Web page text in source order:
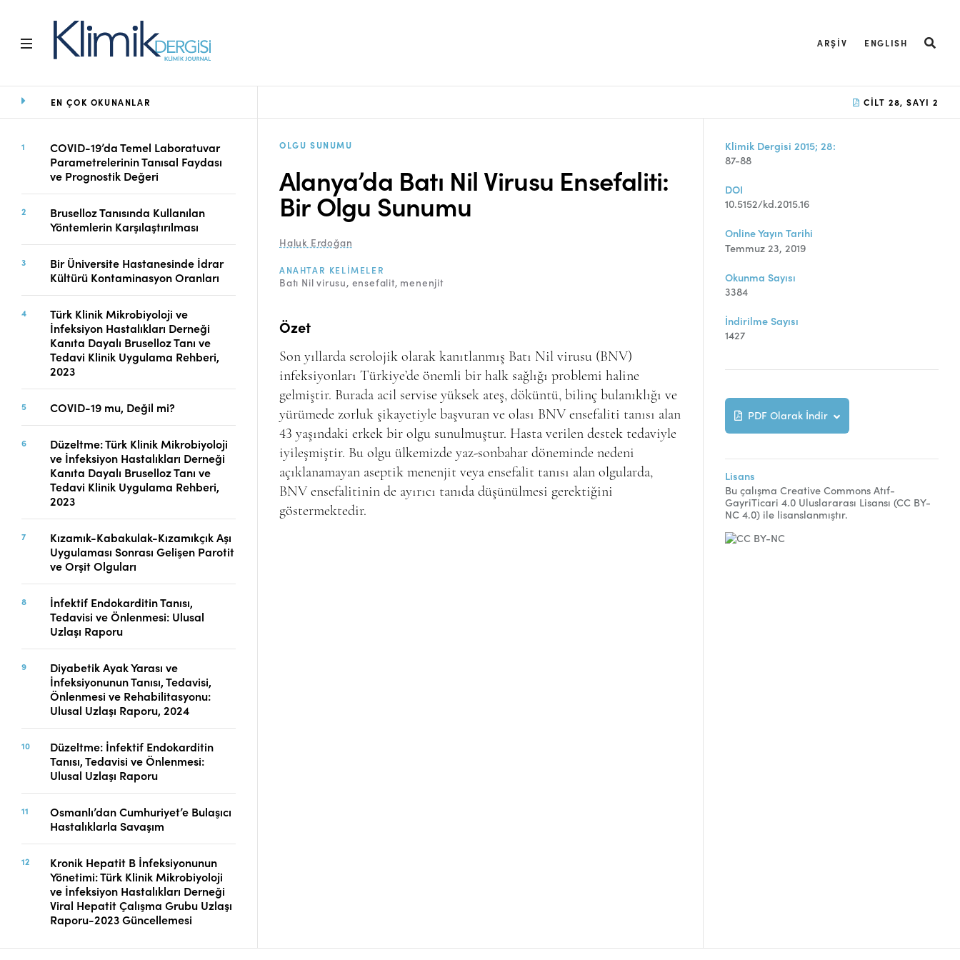
ARŞIV ENGLISH
Ana Sayfa
Amaç ve Kapsam
Açık Erişim İlkesi
Yayın Kurulu
Editoryal Süreç
Danışmanlık Süreci
Yazarlara Bilgi
Online Makale
Gönderimi
Dizinler
Telif Hakları
İletişim
FACEBOOK TWITTER
EN ÇOK OKUNANLAR
COVID-19’da Temel Laboratuvar
Parametrelerinin Tanısal Faydası
ve Prognostik Değeri
Bruselloz Tanısında Kullanılan
Yöntemlerin Karşılaştırılması
Bir Üniversite Hastanesinde İdrar
Kültürü Kontaminasyon Oranları
Türk Klinik Mikrobiyoloji ve
İnfeksiyon Hastalıkları Derneği
Kanıta Dayalı Bruselloz Tanı ve
Tedavi Klinik Uygulama Rehberi,
2023
COVID-19 mu, Değil mi?
Düzeltme: Türk Klinik Mikrobiyoloji
ve İnfeksiyon Hastalıkları Derneği
Kanıta Dayalı Bruselloz Tanı ve
Tedavi Klinik Uygulama Rehberi,
2023
Kızamık-Kabakulak-Kızamıkçık Aşı
Uygulaması Sonrası Gelişen Parotit
ve Orşit Olguları
İnfektif Endokarditin Tanısı,
Tedavisi ve Önlenmesi: Ulusal
Uzlaşı Raporu
Diyabetik Ayak Yarası ve
İnfeksiyonunun Tanısı, Tedavisi,
Önlenmesi ve Rehabilitasyonu:
Ulusal Uzlaşı Raporu, 2024
Düzeltme: İnfektif Endokarditin
Tanısı, Tedavisi ve Önlenmesi:
Ulusal Uzlaşı Raporu
Osmanlı’dan Cumhuriyet’e Bulaşıcı
Hastalıklarla Savaşım
Kronik Hepatit B İnfeksiyonunun
Yönetimi: Türk Klinik Mikrobiyoloji
ve İnfeksiyon Hastalıkları Derneği
Viral Hepatit Çalışma Grubu Uzlaşı
Raporu-2023 Güncellemesi
CILT 28, SAYI 2
OLGU SUNUMU
Alanya’da Batı Nil Virusu Ensefaliti:
Bir Olgu Sunumu
Haluk Erdoğan
ANAHTAR KELIMELER
Batı Nil virusu ensefalit menenjit
Özet
Son yıllarda serolojik olarak kanıtlanmış Batı Nil virusu (BNV)
infeksiyonları Türkiye’de önemli bir halk sağlığı problemi haline
gelmiştir. Burada acil servise yüksek ateş, döküntü, bilinç bulanıklığı ve
yürümede zorluk şikayetiyle başvuran ve olası BNV ensefaliti tanısı alan
43 yaşındaki erkek bir olgu sunulmuştur. Hasta verilen destek tedaviyle
iyileşmiştir. Bu olgu ülkemizde yaz-sonbahar döneminde nedeni
açıklanamayan aseptik menenjit veya ensefalit tanısı alan olgularda,
BNV ensefalitinin de ayırıcı tanıda düşünülmesi gerektiğini
göstermektedir.
Klimik Dergisi 2015; 28:
87-88
DOI
10.5152/kd.2015.16
Online Yayın Tarihi
Temmuz 23, 2019
Okunma Sayısı
3384
İndirilme Sayısı
1427
PDF Olarak İndir
Lisans
Bu çalışma Creative Commons Atıf-
GayriTicari 4.0 Uluslararası Lisansı (CC BY-
NC 4.0) ile lisanslanmıştır.